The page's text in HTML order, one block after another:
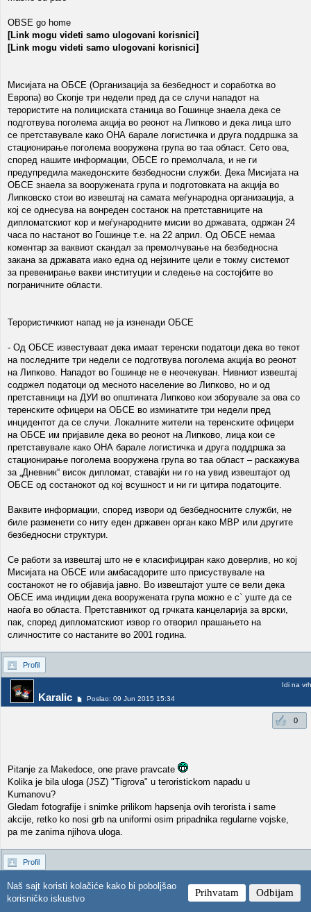
Naš sajt koristi kolačiće kako bi poboljšao
korisničko iskustvo
Prihvatam Odbijam
OBSE go home
[Link mogu videti samo ulogovani korisnici]
[Link mogu videti samo ulogovani korisnici]
Мисијата на ОБСЕ (Организација за безбедност и соработка во
Европа) во Скопје три недели пред да се случи нападот на
терористите на полициската станица во Гошинце знаела дека се
подготвува поголема акција во реонот на Липково и дека лица што
се претставувале како ОНА барале логистичка и друга поддршка за
стационирање поголема вооружена група во таа област. Сето ова,
според нашите информации, ОБСЕ го премолчала, и не ги
предупредила македонските безбедносни служби. Дека Мисијата на
ОБСЕ знаела за вооружената група и подготовката на акција во
Липковско стои во извештај на самата меѓународна организација, а
кој се однесува на вонреден состанок на претставниците на
дипломатскиот кор и меѓународните мисии во државата, одржан 24
часа по настанот во Гошинце т.е. на 22 април. Од ОБСЕ немаа
коментар за ваквиот скандал за премолчување на безбедносна
закана за државата иако една од нејзините цели е токму системот
за превенирање вакви институции и следење на состојбите во
пограничните области.
Терористичкиот напад не ја изненади ОБСЕ
- Од ОБСЕ известуваат дека имаат теренски податоци дека во текот
на последните три недели се подготвува поголема акција во реонот
на Липково. Нападот во Гошинце не е неочекуван. Нивниот извештај
содржел податоци од месното население во Липково, но и од
претставници на ДУИ во општината Липково кои зборувале за ова со
теренските офицери на ОБСЕ во изминатите три недели пред
инцидентот да се случи. Локалните жители на теренските офицери
на ОБСЕ им пријавиле дека во реонот на Липково, лица кои се
претставувале како ОНА барале логистичка и друга поддршка за
стационирање поголема вооружена група во таа област – раскажува
за „Дневник“ висок дипломат, ставајќи ни го на увид извештајот од
ОБСЕ од состанокот од кој всушност и ни ги цитира податоците.
Ваквите информации, според извори од безбедносните служби, не
биле разменети со ниту еден државен орган како МВР или другите
безбедносни структури.
Се работи за извештај што не е класифициран како доверлив, но кој
Мисијата на ОБСЕ или амбасадорите што присуствувале на
состанокот не го објавија јавно. Во извештајот уште се вели дека
ОБСЕ има индиции дека вооружената група можно е с` уште да се
наоѓа во областа. Претставникот од грчката канцеларија за врски,
пак, според дипломатскиот извор го отворил прашањето на
сличностите со настаните во 2001 година.
Profil
Karalic Poslao: 09 Jun 2015 15:34
Idi na vrh
0
Pitanje za Makedoce, one prave pravcate
Kolika je bila uloga (JSZ) "Tigrova" u teroristickom napadu u
Kumanovu?
Gledam fotografije i snimke prilikom hapsenja ovih terorista i same
akcije, retko ko nosi grb na uniformi osim pripadnika regularne vojske,
pa me zanima njihova uloga.
Profil
Mi-24 Poslao: 09 Jun 2015 16:17